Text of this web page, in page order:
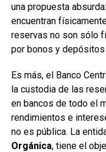
una propuesta
encuentran
reservas no son sólo
por bonos y
Es más, el Banco
la custodia de las
en bancos de todo el
rendimientos e
no es pública. La
Orgánica, tiene el